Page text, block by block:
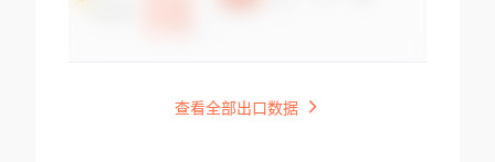
查看全部出口数据